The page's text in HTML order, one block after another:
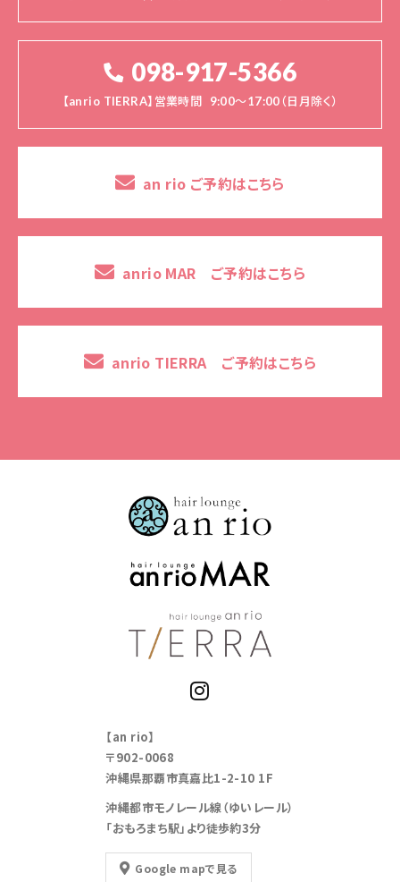
098-917-5366
【anrio TIERRA】営業時間 9:00～17:00（日月除く）
an rio ご予約はこちら
anrio MAR ご予約はこちら
anrio TIERRA ご予約はこちら
【an rio】
〒902-0068
沖縄県那覇市真嘉比1-2-10 1F
沖縄都市モノレール線（ゆいレール）
「おもろまち駅」より徒歩約3分
Google mapで見る